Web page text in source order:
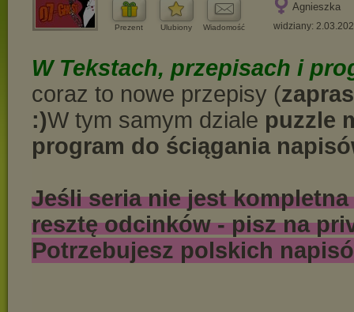
Prezent Ulubiony Wiadomość
Agnieszka
widziany: